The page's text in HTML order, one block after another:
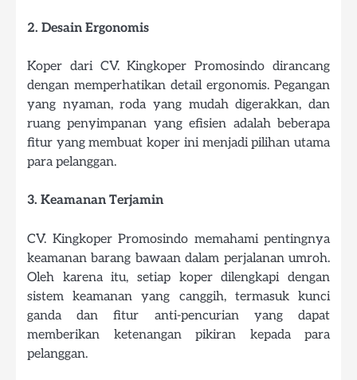
2. Desain Ergonomis
Koper dari CV. Kingkoper Promosindo dirancang
dengan memperhatikan detail ergonomis. Pegangan
yang nyaman, roda yang mudah digerakkan, dan
ruang penyimpanan yang efisien adalah beberapa
fitur yang membuat koper ini menjadi pilihan utama
para pelanggan.
3. Keamanan Terjamin
CV. Kingkoper Promosindo memahami pentingnya
keamanan barang bawaan dalam perjalanan umroh.
Oleh karena itu, setiap koper dilengkapi dengan
sistem keamanan yang canggih, termasuk kunci
ganda dan fitur anti-pencurian yang dapat
memberikan ketenangan pikiran kepada para
pelanggan.